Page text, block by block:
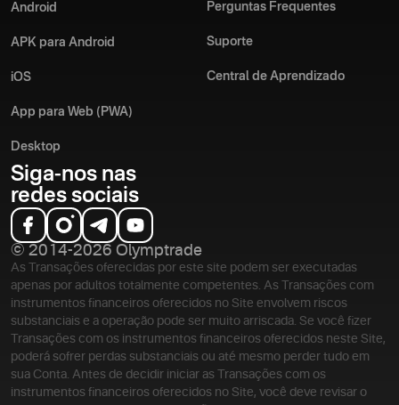
Android
APK para Android
iOS
App para Web (PWA)
Desktop
Perguntas Frequentes
Suporte
Central de Aprendizado
Siga-nos nas
redes sociais
© 2014-2026 Olymptrade
As Transações oferecidas por este site podem ser executadas
apenas por adultos totalmente competentes. As Transações com
instrumentos financeiros oferecidos no Site envolvem riscos
substanciais e a operação pode ser muito arriscada. Se você fizer
Transações com os instrumentos financeiros oferecidos neste Site,
poderá sofrer perdas substanciais ou até mesmo perder tudo em
sua Conta. Antes de decidir iniciar as Transações com os
instrumentos financeiros oferecidos no Site, você deve revisar o